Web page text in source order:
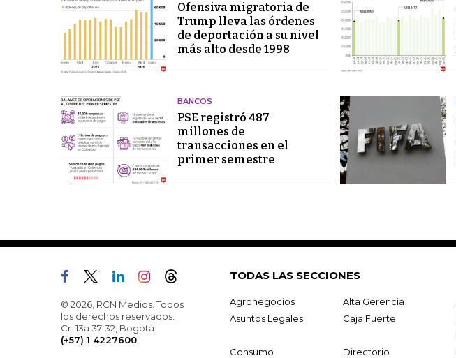
Ofensiva migratoria de
Trump lleva las órdenes
de deportación a su nivel
más alto desde 1998
BANCOS
PSE registró 487
millones de
transacciones en el
primer semestre
© 2026, RCN Medios. Todos
los derechos reservados.
Cr. 13a 37-32, Bogotá
(+57) 1 4227600
TODAS LAS SECCIONES
Agronegocios Alta Gerencia
Asuntos Legales
Caja Fuerte
Consumo
Directorio